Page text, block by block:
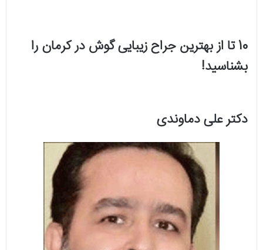
10 تا از بهترین جراح زیبایی گوش در کرمان را
بشناسید!
دکتر علی دماوندی